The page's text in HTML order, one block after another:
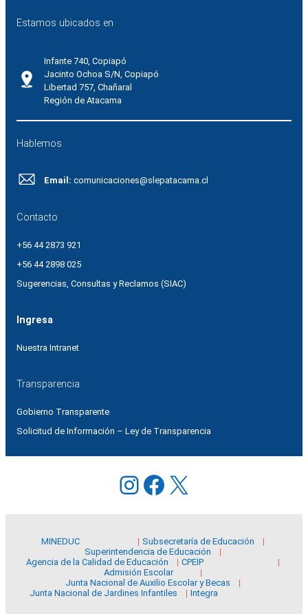
Estamos ubicados en
Infante 740, Copiapó
Jacinto Ochoa S/N, Copiapó
Libertad 757, Chañaral
Región de Atacama
Hablemos
Email: comunicaciones@slepatacama.cl
Contacto
+56 44 2873 921
+56 44 2898 025
Sugerencias, Consultas y Reclamos (SIAC)
Ingresa
Nuestra Intranet
Transparencia
Gobierno Transparente
Solicitud de Información – Ley de Transparencia
Instagram
Facebook
X
MINEDUC
Subsecretaría de Educación
Superintendencia de Educación
Agencia de la Calidad de Educación
CPEIP
Admisión Escolar
Junta Nacional de Auxilio Escolar y Becas
Junta Nacional de Jardines Infantiles
Integra